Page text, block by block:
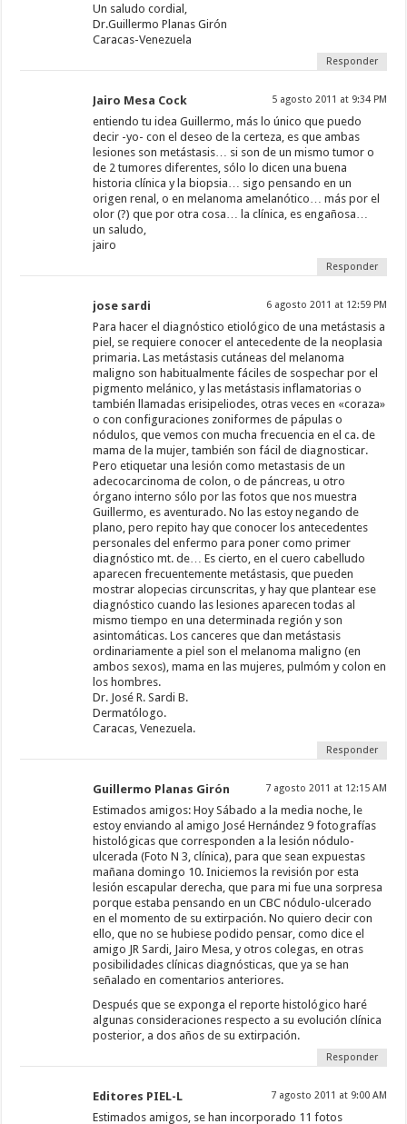
Un saludo cordial,
Dr.Guillermo Planas Girón
Caracas-Venezuela
Responder
Jairo Mesa Cock 5 agosto 2011 at 9:34 PM
entiendo tu idea Guillermo, más lo único que puedo
decir -yo- con el deseo de la certeza, es que ambas
lesiones son metástasis… si son de un mismo tumor o
de 2 tumores diferentes, sólo lo dicen una buena
historia clínica y la biopsia… sigo pensando en un
origen renal, o en melanoma amelanótico… más por el
olor (?) que por otra cosa… la clínica, es engañosa…
un saludo,
jairo
Responder
jose sardi 6 agosto 2011 at 12:59 PM
Para hacer el diagnóstico etiológico de una metástasis a
piel, se requiere conocer el antecedente de la neoplasia
primaria. Las metástasis cutáneas del melanoma
maligno son habitualmente fáciles de sospechar por el
pigmento melánico, y las metástasis inflamatorias o
también llamadas erisipeliodes, otras veces en «coraza»
o con configuraciones zoniformes de pápulas o
nódulos, que vemos con mucha frecuencia en el ca. de
mama de la mujer, también son fácil de diagnosticar.
Pero etiquetar una lesión como metastasis de un
adecocarcinoma de colon, o de páncreas, u otro
órgano interno sólo por las fotos que nos muestra
Guillermo, es aventurado. No las estoy negando de
plano, pero repito hay que conocer los antecedentes
personales del enfermo para poner como primer
diagnóstico mt. de… Es cierto, en el cuero cabelludo
aparecen frecuentemente metástasis, que pueden
mostrar alopecias circunscritas, y hay que plantear ese
diagnóstico cuando las lesiones aparecen todas al
mismo tiempo en una determinada región y son
asintomáticas. Los canceres que dan metástasis
ordinariamente a piel son el melanoma maligno (en
ambos sexos), mama en las mujeres, pulmóm y colon en
los hombres.
Dr. José R. Sardi B.
Dermatólogo.
Caracas, Venezuela.
Responder
Guillermo Planas Girón 7 agosto 2011 at 12:15 AM
Estimados amigos: Hoy Sábado a la media noche, le
estoy enviando al amigo José Hernández 9 fotografías
histológicas que corresponden a la lesión nódulo-
ulcerada (Foto N 3, clínica), para que sean expuestas
mañana domingo 10. Iniciemos la revisión por esta
lesión escapular derecha, que para mi fue una sorpresa
porque estaba pensando en un CBC nódulo-ulcerado
en el momento de su extirpación. No quiero decir con
ello, que no se hubiese podido pensar, como dice el
amigo JR Sardi, Jairo Mesa, y otros colegas, en otras
posibilidades clínicas diagnósticas, que ya se han
señalado en comentarios anteriores.
Después que se exponga el reporte histológico haré
algunas consideraciones respecto a su evolución clínica
posterior, a dos años de su extirpación.
Responder
Editores PIEL-L 7 agosto 2011 at 9:00 AM
Estimados amigos, se han incorporado 11 fotos